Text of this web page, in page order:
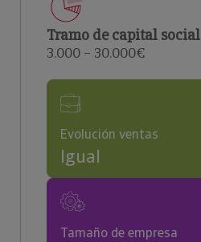
Tramo de capital social
3.000 – 30.000€
Evolución ventas
Igual
Tamaño de empresa